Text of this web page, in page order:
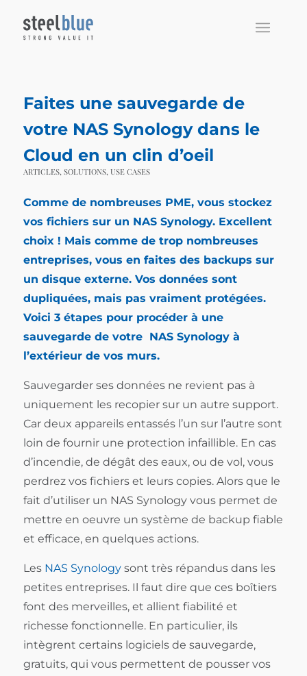
Faites une sauvegarde de
votre NAS Synology dans le
Cloud en un clin d’oeil
ARTICLES, SOLUTIONS, USE CASES
Comme de nombreuses PME, vous stockez
vos fichiers sur un NAS Synology. Excellent
choix ! Mais comme de trop nombreuses
entreprises, vous en faites des backups sur
un disque externe. Vos données sont
dupliquées, mais pas vraiment protégées.
Voici 3 étapes pour procéder à une
sauvegarde de votre NAS Synology à
l’extérieur de vos murs.
Sauvegarder ses données ne revient pas à
uniquement les recopier sur un autre support.
Car deux appareils entassés l’un sur l’autre sont
loin de fournir une protection infaillible. En cas
d’incendie, de dégât des eaux, ou de vol, vous
perdrez vos fichiers et leurs copies. Alors que le
fait d’utiliser un NAS Synology vous permet de
mettre en oeuvre un système de backup fiable
et efficace, en quelques actions.
Les NAS Synologysont très répandus dans les
petites entreprises. Il faut dire que ces boîtiers
font des merveilles, et allient fiabilité et
richesse fonctionnelle. En particulier, ils
intègrent certains logiciels de sauvegarde,
gratuits, qui vous permettent de pousser vos